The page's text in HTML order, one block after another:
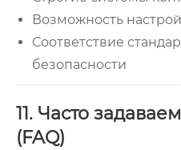
Возможность
Соответствие
безопасности
11. Часто
(FAQ)